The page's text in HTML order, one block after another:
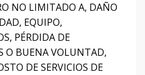
NO LIMITADO A, DAÑO
EQUIPO,
PÉRDIDA DE
O BUENA VOLUNTAD,
DE SERVICIOS DE